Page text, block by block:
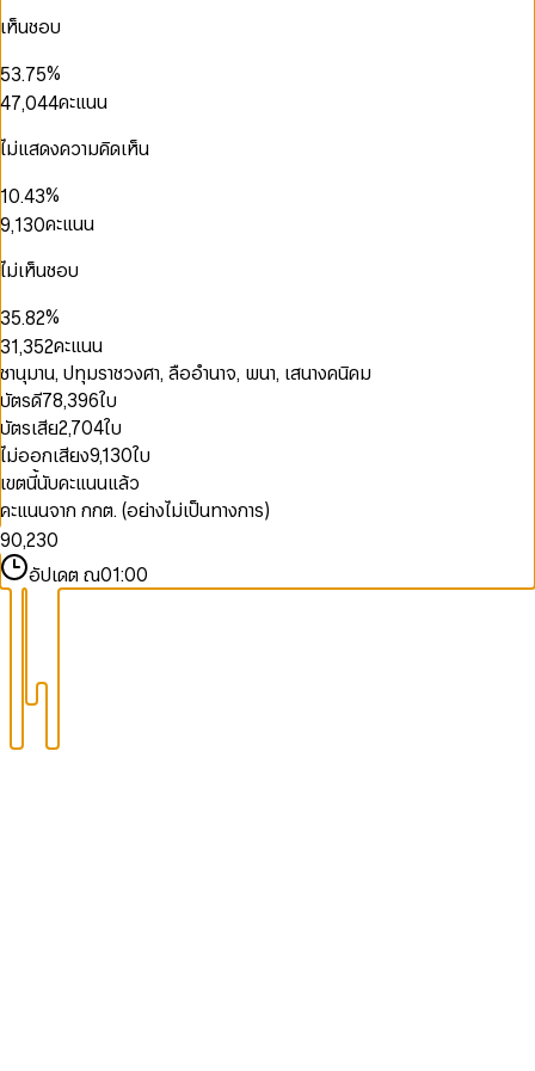
เห็นชอบ
3
5
6
7
8
9
1
3
4
5
6
7
8
9
.
5
7
8
9
3
5
6
7
8
9
%
0
1
3
4
6
8
9
3
4
6
7
9
,0
2
4
5
6
7
8
1
3
4
6
8
9
1
2
3
4
6
8
คะแนน
ไม่แสดงความคิดเห็น
1
2
3
4
5
6
7
8
9
0
1
2
3
4
5
6
7
8
9
.
0
2
4
5
6
7
8
9
1
3
4
5
6
7
8
9
%
0
2
3
4
5
6
8
9,
0
1
3
5
6
7
8
9
0
2
3
5
7
8
9
0
2
4
5
6
7
8
9
คะแนน
ไม่เห็นชอบ
1
3
4
5
6
7
8
9
0
1
3
5
6
7
8
9
.
0
2
3
4
6
8
9
0
2
3
4
5
6
7
8
9
%
0
2
3
4
5
6
7
8
9
0
1
2
3
4
5
6
7
8
9
,
0
2
3
4
5
6
7
8
9
0
2
4
5
6
7
8
9
0
1
2
3
4
5
6
7
8
9
คะแนน
ชานุมาน, ปทุมราชวงศา, ลืออำนาจ, พนา, เสนางคนิคม
บัตรดี78,396ใบ
บัตรเสีย2,704ใบ
ไม่ออกเสียง9,130ใบ
เขตนี้นับคะแนนแล้ว
คะแนนจาก กกต. (อย่างไม่เป็นทางการ)
0
1
2
3
4
5
6
7
8
90
1
2
,
0
1
2
3
4
9
0
1
2
3
4
5
0
1
2
7
อัปเดต ณ01:00